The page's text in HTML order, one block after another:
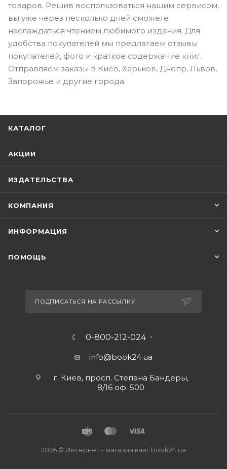
товаров. Решив воспользоваться нашим сервисом,
вы уже через несколько дней сможете
наслаждаться чтением любимого издания. Для
удобства покупателей мы предлагаем отзывы
покупателей, фото и краткое содержание книг.
Отправляем заказы в Киев, Харьков, Днепр, Львов,
Запорожье и другие города.
КАТАЛОГ
АКЦИИ
ИЗДАТЕЛЬСТВА
КОМПАНИЯ
ИНФОРМАЦИЯ
ПОМОЩЬ
ПОДПИСАТЬСЯ НА РАССЫЛКУ
0-800-212-024
info@book24.ua
г. Киев, просп. Степана Бандеры,
8/16 оф. 500
2026 © Интернет - магазин книг book24.ua